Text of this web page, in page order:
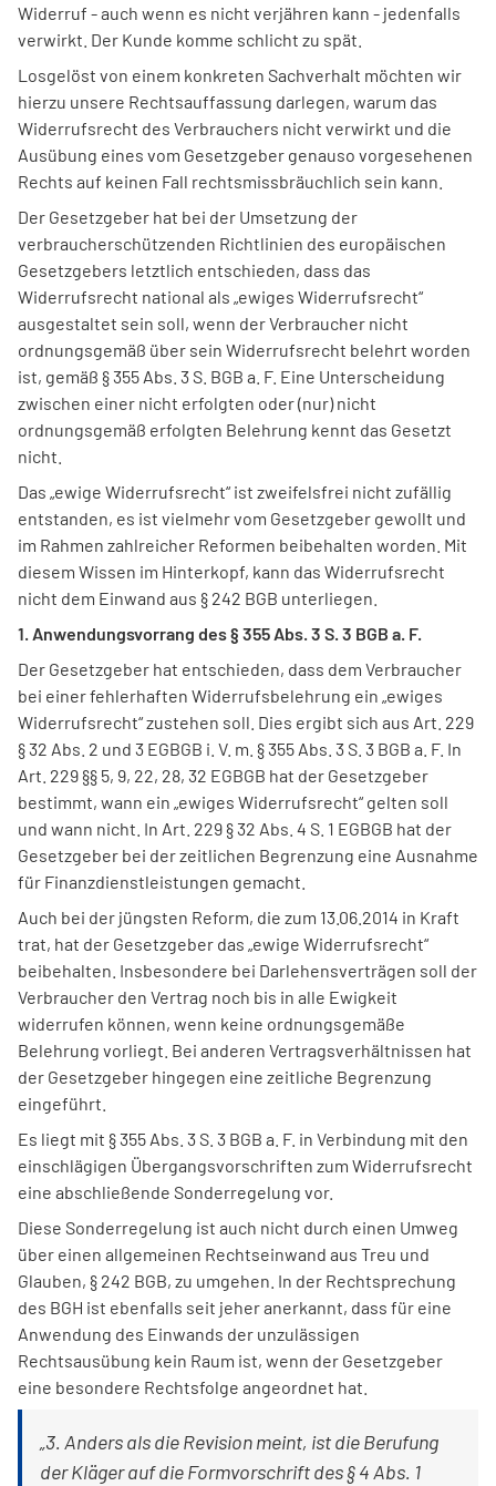
Widerruf - auch wenn es nicht verjähren kann - jedenfalls
verwirkt. Der Kunde komme schlicht zu spät.
Losgelöst von einem konkreten Sachverhalt möchten wir
hierzu unsere Rechtsauffassung darlegen, warum das
Widerrufsrecht des Verbrauchers nicht verwirkt und die
Ausübung eines vom Gesetzgeber genauso vorgesehenen
Rechts auf keinen Fall rechtsmissbräuchlich sein kann.
Der Gesetzgeber hat bei der Umsetzung der
verbraucherschützenden Richtlinien des europäischen
Gesetzgebers letztlich entschieden, dass das
Widerrufsrecht national als „ewiges Widerrufsrecht“
ausgestaltet sein soll, wenn der Verbraucher nicht
ordnungsgemäß über sein Widerrufsrecht belehrt worden
ist, gemäß § 355 Abs. 3 S. BGB a. F. Eine Unterscheidung
zwischen einer nicht erfolgten oder (nur) nicht
ordnungsgemäß erfolgten Belehrung kennt das Gesetzt
nicht.
Das „ewige Widerrufsrecht“ ist zweifelsfrei nicht zufällig
entstanden, es ist vielmehr vom Gesetzgeber gewollt und
im Rahmen zahlreicher Reformen beibehalten worden. Mit
diesem Wissen im Hinterkopf, kann das Widerrufsrecht
nicht dem Einwand aus § 242 BGB unterliegen.
1. Anwendungsvorrang des § 355 Abs. 3 S. 3 BGB a. F.
Der Gesetzgeber hat entschieden, dass dem Verbraucher
bei einer fehlerhaften Widerrufsbelehrung ein „ewiges
Widerrufsrecht“ zustehen soll. Dies ergibt sich aus Art. 229
§ 32 Abs. 2 und 3 EGBGB i. V. m. § 355 Abs. 3 S. 3 BGB a. F. In
Art. 229 §§ 5, 9, 22, 28, 32 EGBGB hat der Gesetzgeber
bestimmt, wann ein „ewiges Widerrufsrecht“ gelten soll
und wann nicht. In Art. 229 § 32 Abs. 4 S. 1 EGBGB hat der
Gesetzgeber bei der zeitlichen Begrenzung eine Ausnahme
für Finanzdienstleistungen gemacht.
Auch bei der jüngsten Reform, die zum 13.06.2014 in Kraft
trat, hat der Gesetzgeber das „ewige Widerrufsrecht“
beibehalten. Insbesondere bei Darlehensverträgen soll der
Verbraucher den Vertrag noch bis in alle Ewigkeit
widerrufen können, wenn keine ordnungsgemäße
Belehrung vorliegt. Bei anderen Vertragsverhältnissen hat
der Gesetzgeber hingegen eine zeitliche Begrenzung
eingeführt.
Es liegt mit § 355 Abs. 3 S. 3 BGB a. F. in Verbindung mit den
einschlägigen Übergangsvorschriften zum Widerrufsrecht
eine abschließende Sonderregelung vor.
Diese Sonderregelung ist auch nicht durch einen Umweg
über einen allgemeinen Rechtseinwand aus Treu und
Glauben, § 242 BGB, zu umgehen. In der Rechtsprechung
des BGH ist ebenfalls seit jeher anerkannt, dass für eine
Anwendung des Einwands der unzulässigen
Rechtsausübung kein Raum ist, wenn der Gesetzgeber
eine besondere Rechtsfolge angeordnet hat.
„3. Anders als die Revision meint, ist die Berufung
der Kläger auf die Formvorschrift des § 4 Abs. 1